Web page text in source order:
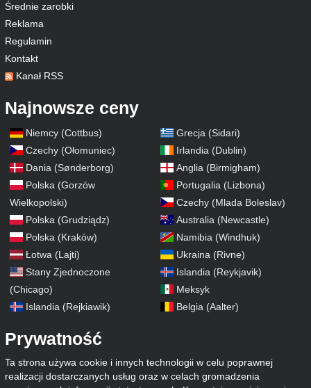
Średnie zarobki
Reklama
Regulamin
Kontakt
Kanał RSS
Najnowsze ceny
Niemcy (Cottbus)
Czechy (Ołomuniec)
Dania (Sønderborg)
Polska (Gorzów
Wielkopolski)
Polska (Grudziądz)
Polska (Kraków)
Łotwa (Lajti)
Stany Zjednoczone
(Chicago)
Islandia (Rejkiawik)
Grecja (Sidari)
Irlandia (Dublin)
Anglia (Birmigham)
Portugalia (Lizbona)
Czechy (Mlada Boleslav)
Australia (Newcastle)
Namibia (Windhuk)
Ukraina (Rivne)
Islandia (Reykjavik)
Meksyk
Belgia (Aalter)
Prywatność
Ta strona używa cookie i innych technologii w celu poprawnej
realizacji dostarczanych usług oraz w celach gromadzenia